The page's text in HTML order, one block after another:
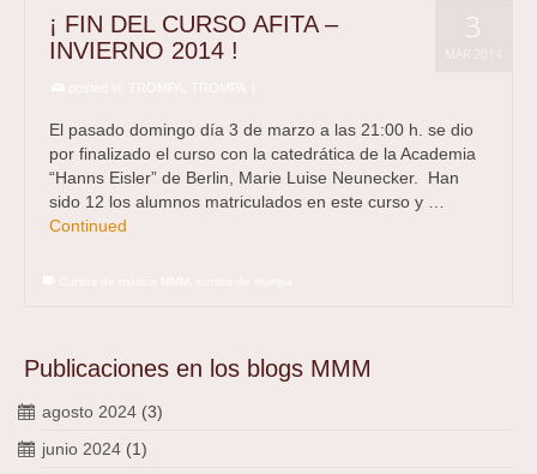
3
MAR 2014
¡ FIN DEL CURSO AFITA –
INVIERNO 2014 !
El pasado domingo día 3 de marzo a las 21:00 h. se dio
por finalizado el curso con la catedrática de la Academia
“Hanns Eisler” de Berlin, Marie Luise Neunecker. Han
sido 12 los alumnos matriculados en este curso y …
Continued
Publicaciones en los blogs MMM
agosto 2024 (3)
junio 2024 (1)